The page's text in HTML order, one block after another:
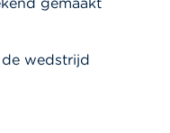
wedstrijd